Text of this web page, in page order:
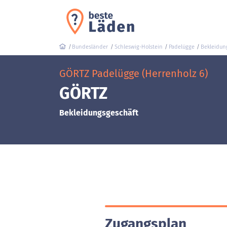
Bundesländer Schleswig-Holstein Padelügge
GÖRTZ Padelügge (Herrenholz 6)
GÖRTZ
Bekleidungsgeschäft